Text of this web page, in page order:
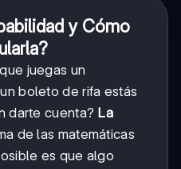
y Cómo
juegas un
boleto de rifa estás
darte cuenta? La
de las matemáticas
es que algo